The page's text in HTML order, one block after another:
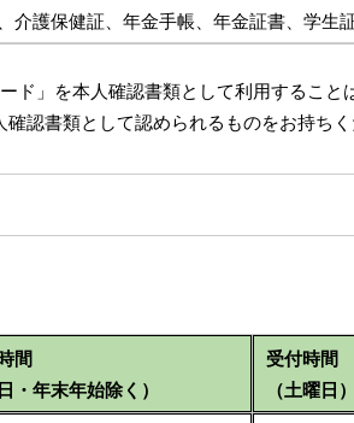
介護保健証、年金手帳、年金証書、学
ド」を本人確認書類として利用すること
認書類として認められるものをお持ちく
間
・年末年始除く）
受付時間
（土曜日）